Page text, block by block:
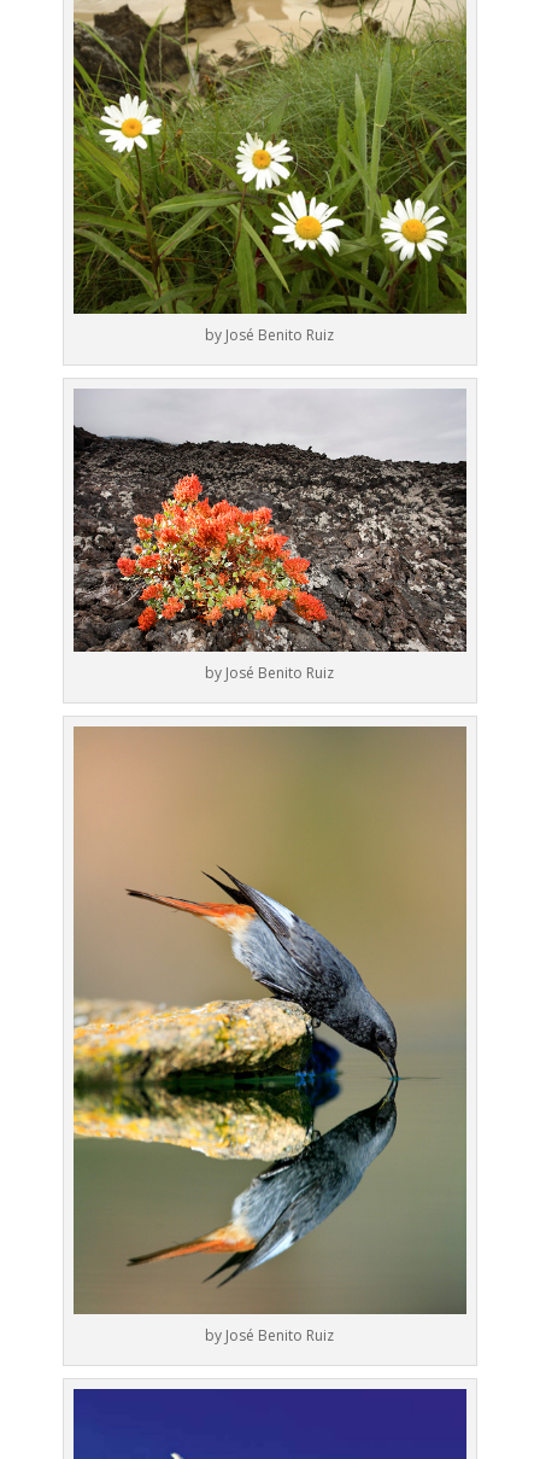
by José Benito Ruiz
by José Benito Ruiz
by José Benito Ruiz